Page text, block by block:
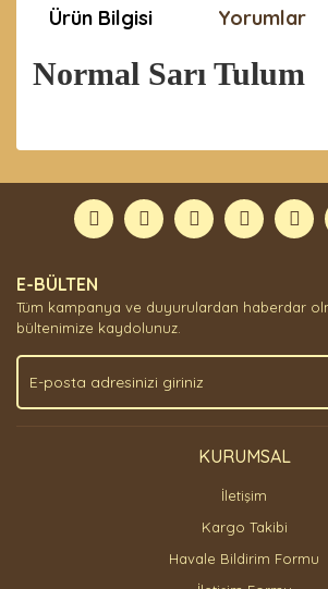
Ürün Bilgisi Yorumlar
Normal Sarı Tulum
Yorum Yaz
formunu kullanarak tarafımıza
Görüş ve önerileriniz için teşekkür ederiz.
Ürün açıklamasında eksik bilgiler
Ürün bilgilerinde hatalar bulunuyor.
Ürün fiyatı diğer sitelerden daha pahalı.
Bu ürüne benzer farklı alternatifler olmalı.
Gönder
E-BÜLTEN
Tüm kampanya ve duyurulardan haberdar
bültenimize kaydolunuz.
KURUMSAL
İletişim
Kargo Takibi
Havale Bildirim Formu